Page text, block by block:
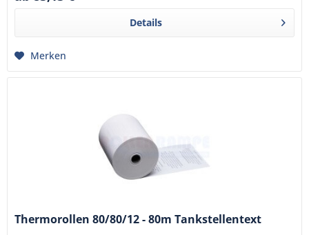
Details
Merken
Thermorollen 80/80/12 - 80m Tankstellentext